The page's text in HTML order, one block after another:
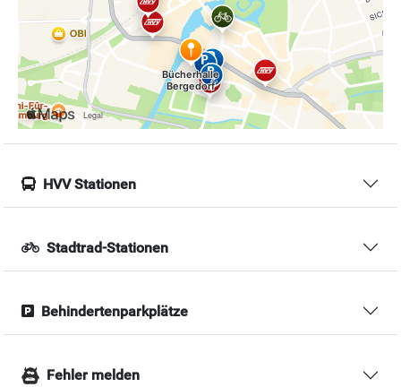
HVV Stationen
Stadtrad-Stationen
Behindertenparkplätze
Fehler melden